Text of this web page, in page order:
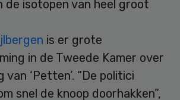
de isotopen van heel groot
is er grote
in de Tweede Kamer over
‘Petten’. “De politici
snel de knoop doorhakken”,